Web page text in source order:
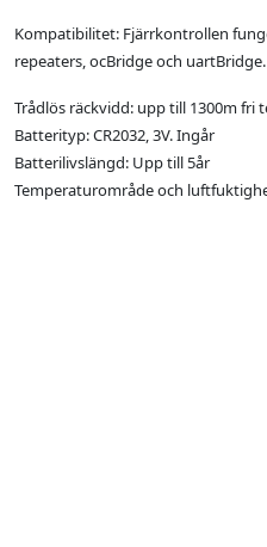
Kompatibilitet: Fjärrkontrollen
repeaters, ocBridge och uartBridge.
Trådlös räckvidd: upp till 1300m fri
Batterityp: CR2032, 3V. Ingår
Batterilivslängd: Upp till 5år
Temperaturområde och